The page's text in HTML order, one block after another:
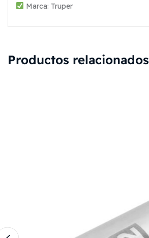
Marca: Truper
Productos relacionados